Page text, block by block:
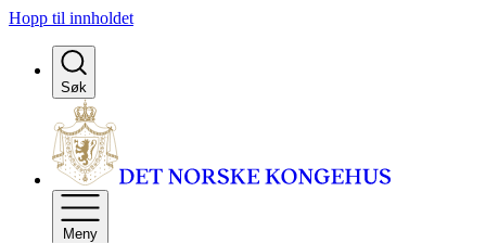
Hopp til innholdet
Søk
Meny